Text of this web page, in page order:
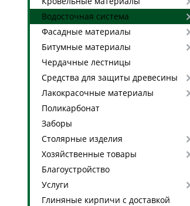
Водосточная система
Фасадные материалы
Битумные материалы
Чердачные лестницы
Средства для защиты древесины
Лакокрасочные материалы
Поликарбонат
Заборы
Столярные изделия
Хозяйственные товары
Благоустройство
Услуги
Глиняные кирпичи с доставкой